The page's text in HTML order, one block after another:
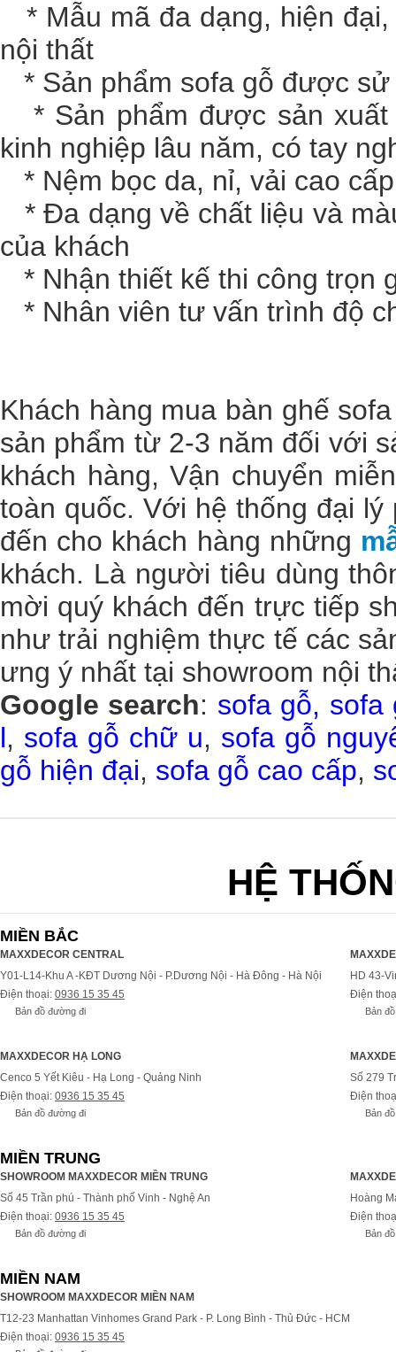
* Mẫu mã đa dạng, hiện
nội thất
* Sản phẩm sofa gỗ được
* Sản phẩm được sản xuất
kinh nghiệp lâu năm, có tay
* Nệm bọc da, nỉ, vải cao
* Đa dạng về chất liệu và
của khách
* Nhận thiết kế thi công trọn
* Nhân viên tư vấn trình độ
Khách hàng mua bàn ghế
sản phẩm từ 2-3 năm đối với
khách hàng, Vận chuyển
toàn quốc. Với hệ thống đại
đến cho khách hàng những
khách. Là người tiêu dùng
mời quý khách đến trực tiếp
như trải nghiệm thực tế các
ưng ý nhất tại showroom nội
Google search: sofa gỗ, sofa
l, sofa gỗ chữ u, sofa gỗ
gỗ hiện đại, sofa gỗ cao cấp,
HỆ
MIỀN BẮC
MAXXDECOR CENTRAL
Y01-L14-Khu A -KĐT Dương Nội - P.Dương Nội - Hà Đông - Hà Nội
Điện thoại: 0936 15 35 45
Bản đồ đường đi
HD 43-
Điện
Bản
MAXXDECOR HẠ LONG
Cenco 5 Yết Kiêu - Hạ Long - Quảng Ninh
Điện thoại: 0936 15 35 45
Bản đồ đường đi
Số 279
Điện
Bản
MIỀN TRUNG
SHOWROOM MAXXDECOR MIỀN TRUNG
Số 45 Trần phú - Thành phố Vinh - Nghệ An
Điện thoại: 0936 15 35 45
Bản đồ đường đi
Hoàng
Điện
Bản
MIỀN NAM
SHOWROOM MAXXDECOR MIỀN NAM
T12-23 Manhattan Vinhomes Grand Park - P. Long Bình - Thủ Đức - HCM
Điện thoại: 0936 15 35 45